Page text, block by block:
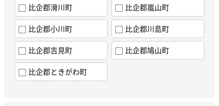
比企郡滑川町 比企郡嵐山町
比企郡小川町 比企郡川島町
比企郡吉見町 比企郡鳩山町
比企郡ときがわ町